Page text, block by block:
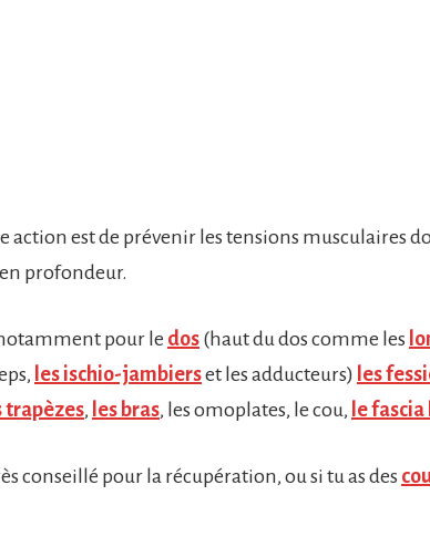
action est de prévenir les tensions musculaires
profondeur.
pour le dos (haut du dos comme les
les ischio-jambierset les adducteurs) les
trapèzes, les bras, les omoplates, le cou, le
conseillé pour la récupération, ou si tu as des